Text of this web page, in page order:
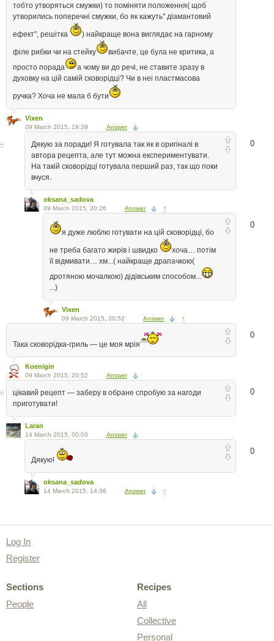
тобто утворяться смужки) то поміняти положення( щоб
утворились поперечні смужки, бо як кажуть" діамантовий
ефект", решітка ) найкраще вона виглядає на гарному
філе рибки чи на стейку
вибачте, це була не критика, а
просто порада
а чому ви до речі, не ставите зразу в
духовку на цій самій сковорідці? Чи в неі пластмасова
ручка? Хоча не мала б бути
Vixen
09 March 2015, 19:39 Answer
0
Дякую за поради! Я готувала так як в оригіналі в
автора рецепта, але тут можна експериментувати.
На такій сковорідці готувала перший раз, так що поки
вчуся.
oksana_sadova
09 March 2015, 20:26 Answer ↑
0
я дуже люблю готувати на цій сковорідці, бо
не треба багато жирів і швидко
хоча… потім
її відмивати… хм...( найкраще драпачкою(
дротяною мочалкою) дідівським способом...
...)
Vixen
09 March 2015, 20:52 Answer ↑
0
Така сковорідка-гриль — це моя мрія
Koenigin
09 March 2015, 20:52 Answer
0
цікавий рецепт — заберу в обране спробую за нагоди
приготувати!
Laran
14 March 2015, 00:03 Answer
0
Дякую!
oksana_sadova
14 March 2015, 14:36 Answer ↑
Log In
Register
Sections
People
Recipes
All
Collective
Personal